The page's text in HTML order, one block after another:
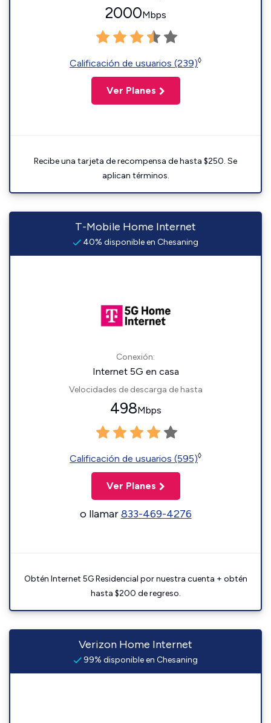
2000Mbps
Calificación de usuarios (239)◊
Ver Planes
Recibe una tarjeta de recompensa de hasta $250. Se
aplican términos.
T-Mobile Home Internet
40% disponible en Chesaning
Conexión:
Internet 5G en casa
Velocidades de descarga de hasta
498Mbps
Calificación de usuarios (595)◊
Ver Planes
o llamar833-469-4276
Obtén Internet 5G Residencial por nuestra cuenta + obtén
hasta $200 de regreso.
Verizon Home Internet
99% disponible en Chesaning